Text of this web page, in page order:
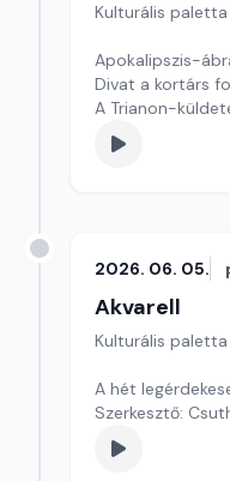
Kulturális paletta
Apokalipszis-
Divat a kortárs
A Trianon-
szerkesztő:
2026. 06. 05.
Akvarell
Kulturális paletta
A hét
Szerkesztő: